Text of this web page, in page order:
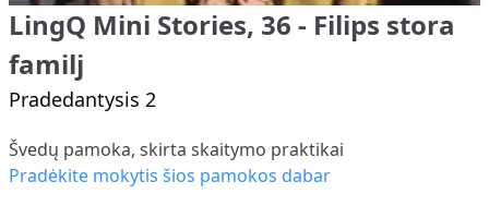
LingQ Mini Stories, 36 - Filips stora
familj
Pradedantysis 2
Švedų pamoka, skirta skaitymo praktikai
Pradėkite mokytis šios pamokos dabar